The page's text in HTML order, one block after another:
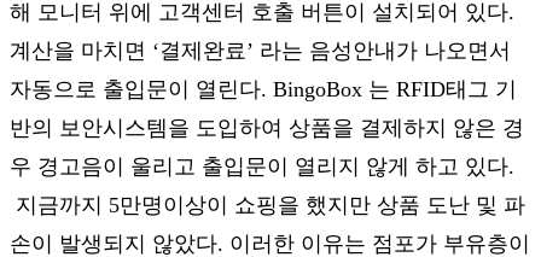
해 모니터 위에 고객센터 호출 버튼이 설치되어 있다.
계산을 마치면 ‘결제완료’ 라는 음성안내가 나오면서
자동으로 출입문이 열린다. BingoBox 는 RFID태그 기
반의 보안시스템을 도입하여 상품을 결제하지 않은 경
우 경고음이 울리고 출입문이 열리지 않게 하고 있다.
지금까지 5만명이상이 쇼핑을 했지만 상품 도난 및 파
손이 발생되지 않았다. 이러한 이유는 점포가 부유층이